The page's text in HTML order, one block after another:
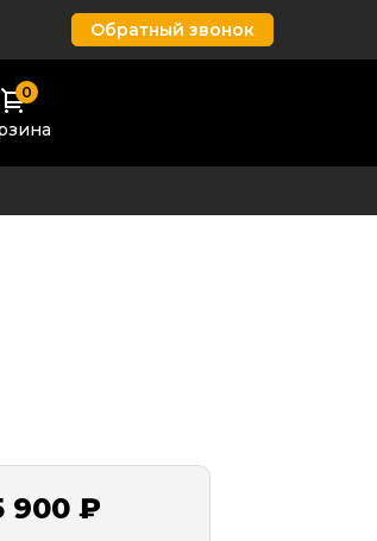
Обратный звонок
0
900 ₽